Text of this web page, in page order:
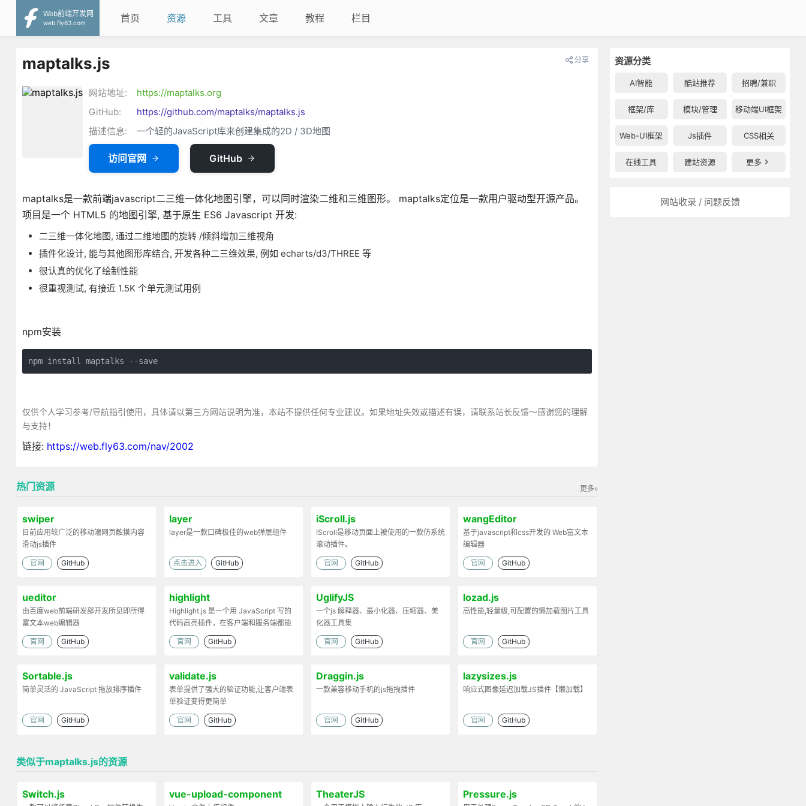
Web前端开发网
web.fly63.com
首页 资源 工具 文章 教程 栏目
资源分类
AI智能 酷站推荐 招聘/兼职
框架/库 模块/管理 移动端UI框架
Web-UI框架 Js插件 CSS相关
在线工具 建站资源 更多
网站收录 / 问题反馈
maptalks.js 分享
网站地址:
https://maptalks.org
GitHub:
https://github.com/maptalks/maptalks.js
描述信息:
一个轻的JavaScript库来创建集成的2D / 3D地图
访问官网 GitHub
maptalks是一款前端javascript二三维一体化地图引擎，可以同时渲染二维和三维图形。 maptalks定位是一款用户驱动型开源产品。
项目是一个 HTML5 的地图引擎, 基于原生 ES6 Javascript 开发:
二三维一体化地图, 通过二维地图的旋转 /倾斜增加三维视角
插件化设计, 能与其他图形库结合, 开发各种二三维效果, 例如 echarts/d3/THREE 等
很认真的优化了绘制性能
很重视测试, 有接近 1.5K 个单元测试用例
npm安装
npm install maptalks --save
仅供个人学习参考/导航指引使用，具体请以第三方网站说明为准，本站不提供任何专业建议。如果地址失效或描述有误，请联系站长反馈～感谢您的理解
与支持！
链接: https://web.fly63.com/nav/2002
更多»
热门资源
swiper
目前应用较广泛的移动端网页触摸内容
滑动js插件
官网 GitHub
layer
layer是一款口碑极佳的web弹层组件
点击进入 GitHub
iScroll.js
IScroll是移动页面上被使用的一款仿系统
滚动插件。
官网 GitHub
wangEditor
基于javascript和css开发的 Web富文本
编辑器
官网 GitHub
ueditor
由百度web前端研发部开发所见即所得
富文本web编辑器
官网 GitHub
highlight
Highlight.js 是一个用 JavaScript 写的
代码高亮插件，在客户端和服务端都能
工作。
官网 GitHub
UglifyJS
一个js 解释器、最小化器、压缩器、美
化器工具集
官网 GitHub
lozad.js
高性能,轻量级,可配置的懒加载图片工具
官网 GitHub
Sortable.js
简单灵活的 JavaScript 拖放排序插件
官网 GitHub
validate.js
表单提供了强大的验证功能,让客户端表
单验证变得更简单
官网 GitHub
Draggin.js
一款兼容移动手机的js拖拽插件
官网 GitHub
lazysizes.js
响应式图像延迟加载JS插件【懒加载】
官网 GitHub
类似于maptalks.js的资源
Switch.js vue-upload-component TheaterJS Pressure.js